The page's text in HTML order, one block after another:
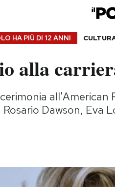
HA PIÙ DI 12 ANNI
alla
all'American
Dawson, Eva